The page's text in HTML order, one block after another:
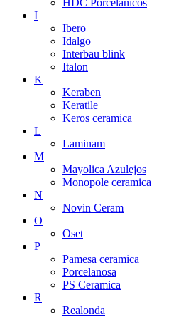
HDC Porcelanicos
I
Ibero
Idalgo
Interbau blink
Italon
K
Keraben
Keratile
Keros ceramica
L
Laminam
M
Mayolica Azulejos
Monopole ceramica
N
Novin Ceram
O
Oset
P
Pamesa ceramica
Porcelanosa
PS Ceramica
R
Realonda